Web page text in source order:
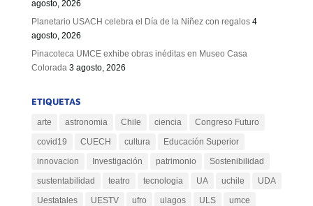
agosto, 2026
Planetario USACH celebra el Día de la Niñez con regalos 4
agosto, 2026
Pinacoteca UMCE exhibe obras inéditas en Museo Casa
Colorada 3 agosto, 2026
ETIQUETAS
arte astronomia Chile ciencia
Congreso Futuro
covid19
CUECH cultura
Educación Superior
innovacion
Investigación patrimonio
Sostenibilidad
sustentabilidad
teatro tecnologia UA uchile
UDA
Uestatales
UESTV ufro ulagos ULS
umce